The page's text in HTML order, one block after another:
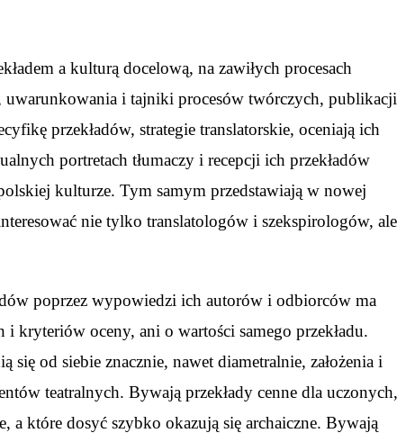
a kulturą docelową, na zawiłych procesach
uwarunkowania i tajniki procesów twórczych, publikacji
przekładów, strategie translatorskie, oceniają ich
portretach tłumaczy i recepcji ich przekładów
kulturze. Tym samym przedstawiają w nowej
nie tylko translatologów i szekspirologów, ale
poprzez wypowiedzi ich autorów i odbiorców ma
kryteriów oceny, ani o wartości samego przekładu.
od siebie znacznie, nawet diametralnie, założenia i
teatralnych. Bywają przekłady cenne dla uczonych,
a które dosyć szybko okazują się archaiczne. Bywają